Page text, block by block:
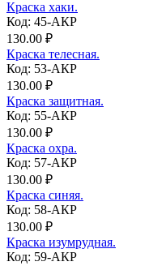
Краска хаки.
Код: 45-АКР
130.00 ₽
Краска телесная.
Код: 53-АКР
130.00 ₽
Краска защитная.
Код: 55-АКР
130.00 ₽
Краска охра.
Код: 57-АКР
130.00 ₽
Краска синяя.
Код: 58-АКР
130.00 ₽
Краска изумрудная.
Код: 59-АКР